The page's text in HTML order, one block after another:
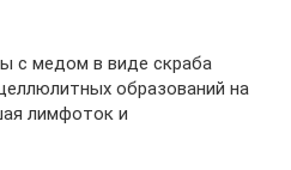
с медом в виде скраба
образований на
лимфоток и